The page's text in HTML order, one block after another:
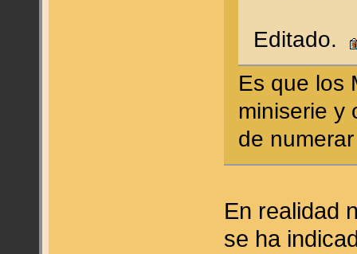
Editado.
Es que los
miniserie y
de
En realidad
se ha